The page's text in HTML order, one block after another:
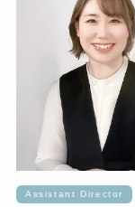
Assistant Director